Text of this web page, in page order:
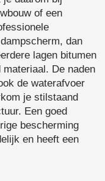
of een
dan
lagen bitumen
De naden
de waterafvoer
je stilstaand
Een goed
bescherming
en heeft een